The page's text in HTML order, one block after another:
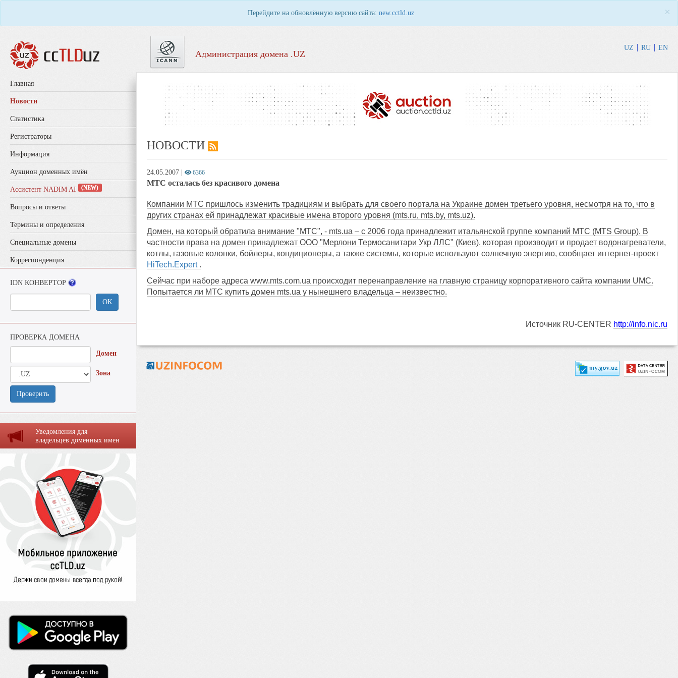
Перейдите на обновлённую версию сайта: new.cctld.uz ×
Администрация домена .UZ
UZ RU EN
Главная
Новости
Статистика
Регистраторы
Информация
Аукцион доменных имён
Ассистент NADIM AI (NEW)
Вопросы и ответы
Термины и определения
Специальные домены
Корреспонденция
IDN КОНВЕРТОР
ОК
ПРОВЕРКА ДОМЕНА
Домен
Зона
Проверить
Уведомления для
владельцев доменных имен
НОВОСТИ
24.05.2007 6366
МТС осталась без красивого домена
Компании МТС пришлось изменить традициям и выбрать для своего портала на Украине домен третьего уровня, несмотря на то, что в
других странах ей принадлежат красивые имена второго уровня (mts.ru, mts.by, mts.uz).
Домен, на который обратила внимание "МТС", - mts.ua – с 2006 года принадлежит итальянской группе компаний МТС (MTS Group). В
частности права на домен принадлежат ООО "Мерлони Термосанитари Укр ЛЛС" (Киев), которая производит и продает водонагреватели,
котлы, газовые колонки, бойлеры, кондиционеры, а также системы, которые используют солнечную энергию, сообщает интернет-проект
HiTech.Expert .
Сейчас при наборе адреса www.mts.com.ua происходит перенаправление на главную страницу корпоративного сайта компании UMC.
Попытается ли МТС купить домен mts.ua у нынешнего владельца – неизвестно.
Источник RU-CENTER http://info.nic.ru